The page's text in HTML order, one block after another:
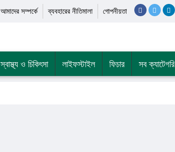
আমাদের সম্পর্কে ব্যবহারের নীতিমালা গোপনীয়তা
স্বাস্থ্য ও চিকিৎসা লাইফস্টাইল ফিচার সব ক্যাটেগরি